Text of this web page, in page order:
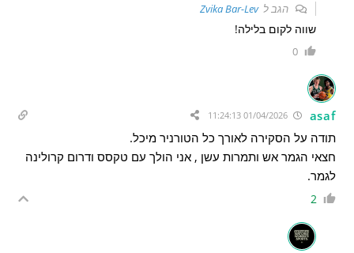
הגב לZvika Bar-Lev
שווה לקום בלילה!
0
asaf
01/04/2026 11:24:13
תודה על הסקירה לאורך כל הטורניר מיכל.
חצאי הגמר אש ותמרות עשן , אני הולך עם טקסס ודרום קרולינה
לגמר.
2